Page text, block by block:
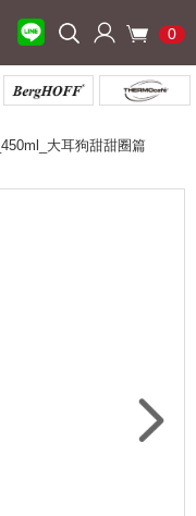
0
大耳狗甜甜圈篇